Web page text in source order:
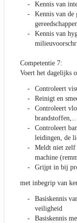
Kennis van
Kennis van de
Kennis van
Competentie 7:
Voert het dagelijks
Controleert
Reinigt en
Controleert
Controleert
leidingen, de
Meldt niet zelf
machine
Grijpt in bij
met inbegrip van
Basiskennis
veiligheid
Basiskennis